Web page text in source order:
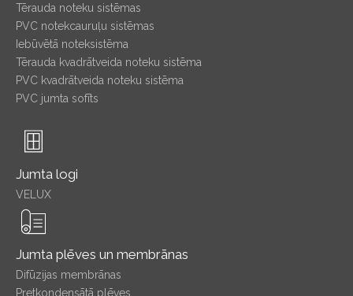
Tērauda noteku sistēmas
PVC notekcauruļu sistēmas
Iebūvētā noteksistēma
Tērauda kvadrātveida noteku sistēma
PVC kvadrātveida noteku sistēma
PVC jumta sofīts
Jumta logi
VELUX
Jumta plēves un membrānas
Difūzijas membrānas
Pretkondensātā plēves